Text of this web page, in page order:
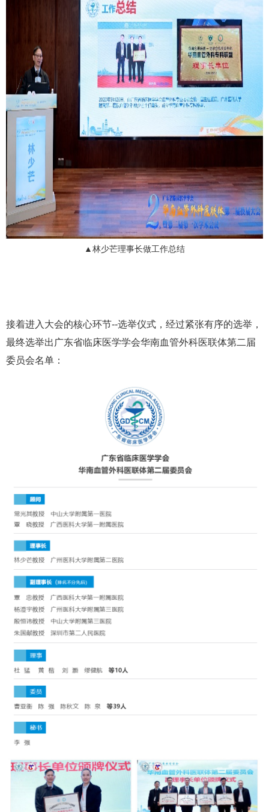
▲林少芒理事长做工作总结
接着进入大会的核心环节--选举仪式，经过紧张有序的选举，
最终选举出广东省临床医学学会华南血管外科医联体第二届
委员会名单：